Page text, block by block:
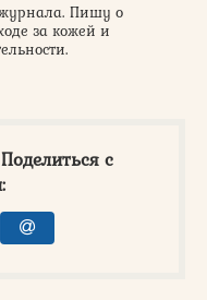
журнала. Пишу о
за кожей и
с